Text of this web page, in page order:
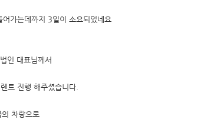
어가는데까지 3일이 소요되었네요
인 대표님께서
트 진행 해주셨습니다.
차량으로